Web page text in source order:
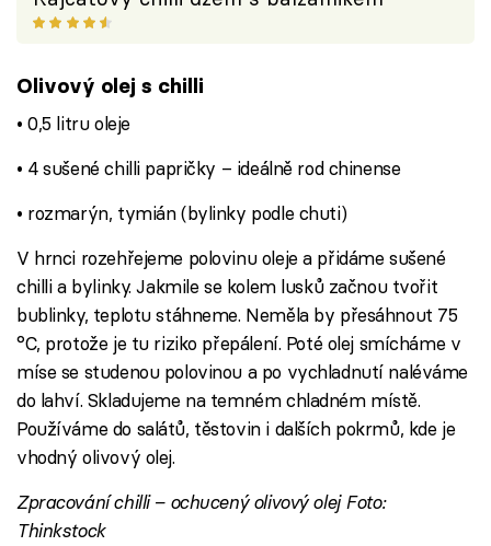
Olivový olej s chilli
• 0,5 litru oleje
• 4 sušené chilli papričky – ideálně rod chinense
• rozmarýn, tymián (bylinky podle chuti)
V hrnci rozehřejeme polovinu oleje a přidáme sušené
chilli a bylinky. Jakmile se kolem lusků začnou tvořit
bublinky, teplotu stáhneme. Neměla by přesáhnout 75
°C, protože je tu riziko přepálení. Poté olej smícháme v
míse se studenou polovinou a po vychladnutí naléváme
do lahví. Skladujeme na temném chladném místě.
Používáme do salátů, těstovin i dalších pokrmů, kde je
vhodný olivový olej.
Zpracování chilli – ochucený olivový olej Foto:
Thinkstock